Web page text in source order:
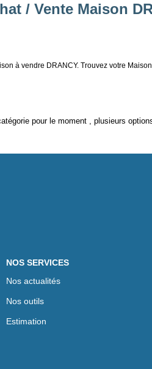
/ Vente Maison
à vendre DRANCY. Trouvez votre
pour le moment , plusieurs
NOS SERVICES
Nos actualités
Nos outils
Estimation